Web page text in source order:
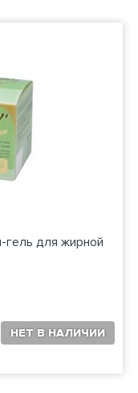
гель для жирной